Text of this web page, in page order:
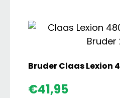
Bruder Claas Lexion
€41,95